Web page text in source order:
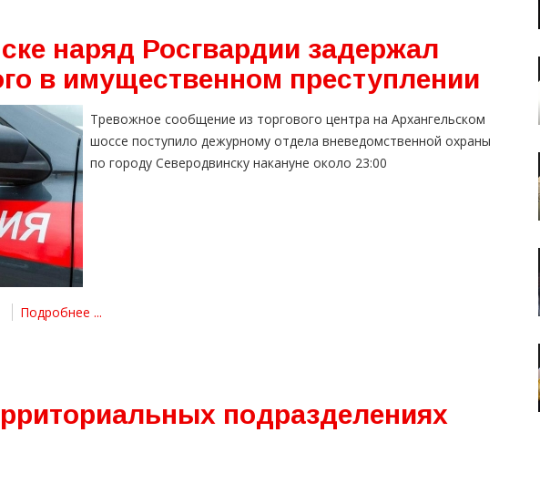
наряд Росгвардии задержал
в имущественном преступлении
Тревожное сообщение из торгового центра на Архангельском
шоссе поступило дежурному отдела вневедомственной охраны
по городу Северодвинску накануне около 23:00
Подробнее ...
подразделениях